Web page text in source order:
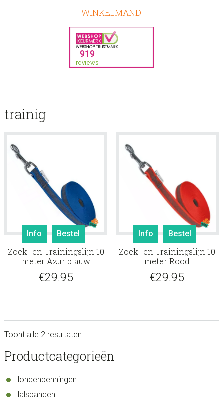
WINKELMAND
trainig
Info Bestel
Zoek- en Trainingslijn 10
meter Azur blauw
€29.95
Info Bestel
Zoek- en Trainingslijn 10
meter Rood
€29.95
Toont alle 2 resultaten
sidebar
Store
Productcategorieën
Hondenpenningen
Halsbanden